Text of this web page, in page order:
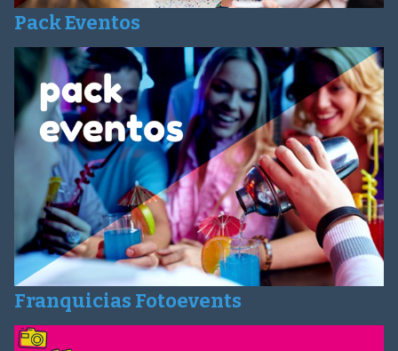
Pack Eventos
Franquicias Fotoevents